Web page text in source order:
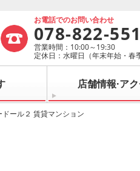
お電話でのお問い合わせ
078-822-
営業時間：10:00～19:30
定休日：水曜日（年末年始・春
店舗情報·ア
ドール２ 賃貸マンション